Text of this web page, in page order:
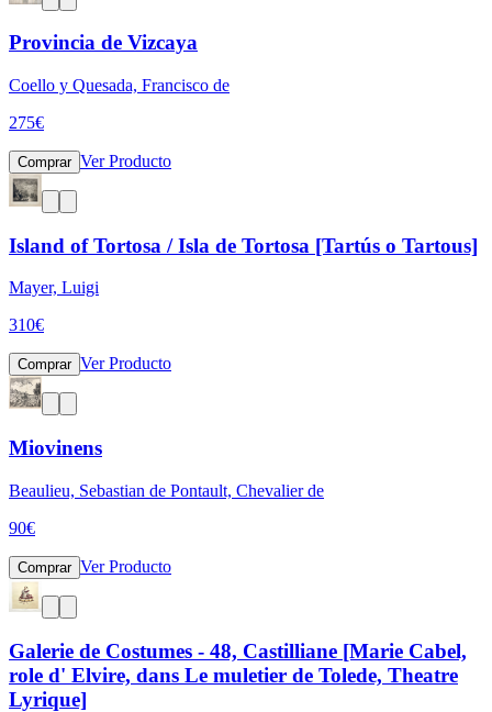
Provincia de Vizcaya
Coello y Quesada, Francisco de
275€
Comprar Ver Producto
Island of Tortosa / Isla de Tortosa [Tartús o Tartous]
Mayer, Luigi
310€
Comprar Ver Producto
Miovinens
Beaulieu, Sebastian de Pontault, Chevalier de
90€
Comprar Ver Producto
Galerie de Costumes - 48, Castilliane [Marie Cabel,
role d' Elvire, dans Le muletier de Tolede, Theatre
Lyrique]